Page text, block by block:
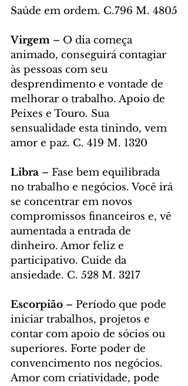
Saúde em ordem. C.796 M. 4805
Virgem – O dia começa
animado, conseguirá contagiar
às pessoas com seu
desprendimento e vontade de
melhorar o trabalho. Apoio de
Peixes e Touro. Sua
sensualidade esta tinindo, vem
amor e paz. C. 419 M. 1320
Libra – Fase bem equilibrada
no trabalho e negócios. Você irá
se concentrar em novos
compromissos financeiros e, vê
aumentada a entrada de
dinheiro. Amor feliz e
participativo. Cuide da
ansiedade. C. 528 M. 3217
Escorpião – Período que pode
iniciar trabalhos, projetos e
contar com apoio de sócios ou
superiores. Forte poder de
convencimento nos negócios.
Amor com criatividade, pode